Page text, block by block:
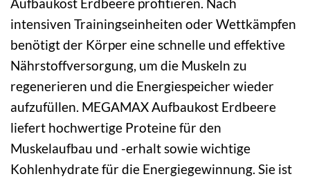
intensiven Trainingseinheiten oder Wettkämpfen
benötigt der Körper eine schnelle und effektive
Nährstoffversorgung, um die Muskeln zu
regenerieren und die Energiespeicher wieder
aufzufüllen. MEGAMAX Aufbaukost Erdbeere
liefert hochwertige Proteine für den
Muskelaufbau und -erhalt sowie wichtige
Kohlenhydrate für die Energiegewinnung. Sie ist